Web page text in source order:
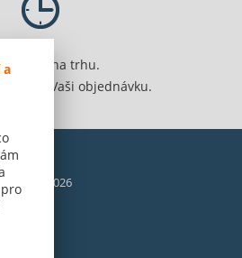
a 20 let na trhu.
Vaši objednávku.
1998 - 2026